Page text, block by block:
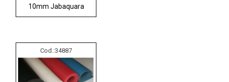
10mm Jabaquara
Cod.:34887